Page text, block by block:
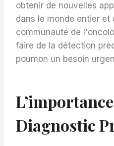
obtenir de nouvelles
dans le monde entier
communauté de
faire de la détection
poumon un besoin
Diagnostic